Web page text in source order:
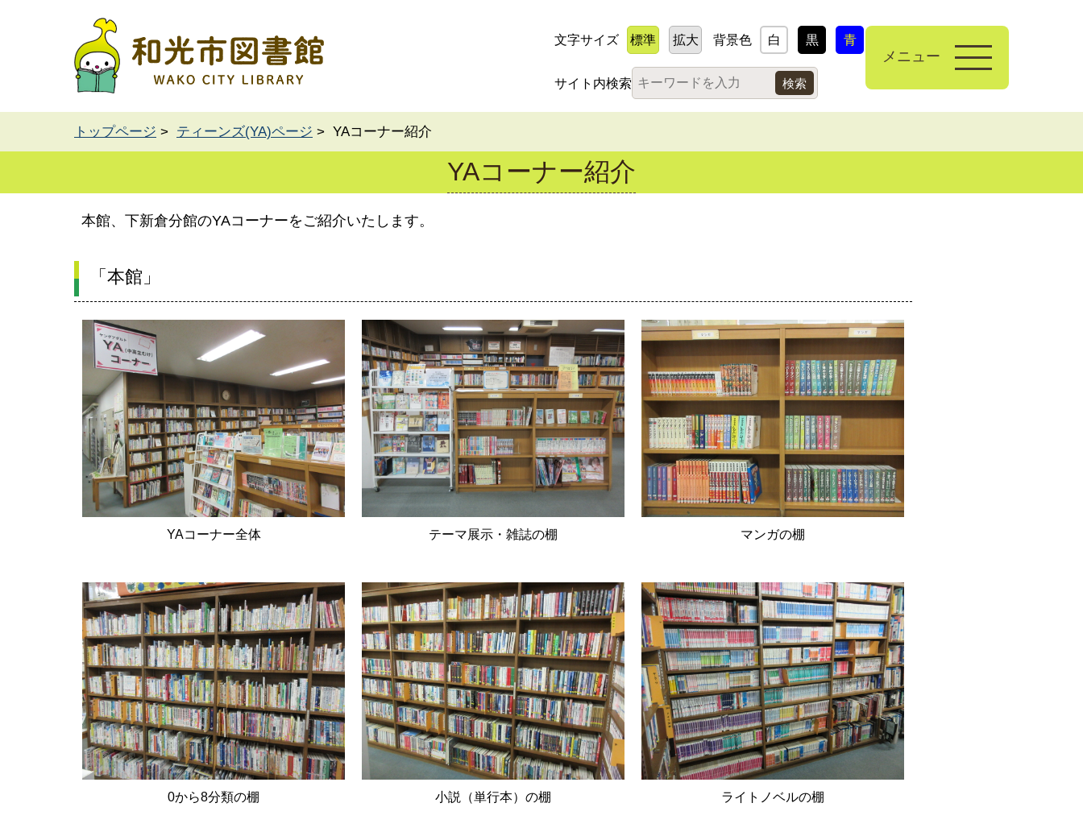
文字サイズ 標準 拡大 背景色 白 黒 青
サイト内検索
メニュー
トップページ > ティーンズ(YA)ページ > YAコーナー紹介
YAコーナー紹介
本館、下新倉分館のYAコーナーをご紹介いたします。
「本館」
YAコーナー全体 テーマ展示・雑誌の棚 マンガの棚
0から8分類の棚 小説（単行本）の棚 ライトノベルの棚